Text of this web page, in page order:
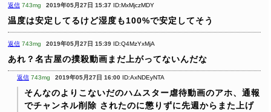
返信 743mg 2019年05月27日 15:37 ID:MxMjczMDY
温度は安定してるけど湿度も100%で安定してそう
返信 743mg 2019年05月27日 15:39 ID:Q4MzYxMjA
あれ？名古屋の撲殺動画まだ上がってないんだな
返信 743mg 2019年05月27日 16:00 ID:AxNDEyNTA
そんなのよりこないだのハムスター虐待動画のアホ、通報
でチャンネル削除 されたのに懲りずに先週からまた上げ